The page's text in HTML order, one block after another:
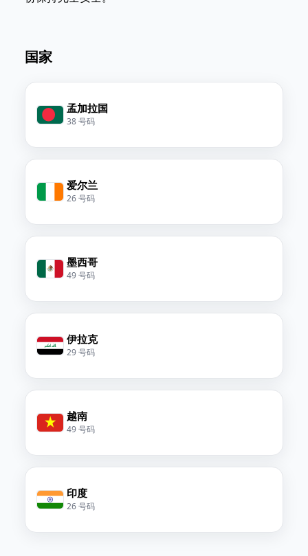
国家
孟加拉国
38 号码
爱尔兰
26 号码
墨西哥
49 号码
伊拉克
29 号码
越南
49 号码
印度
26 号码